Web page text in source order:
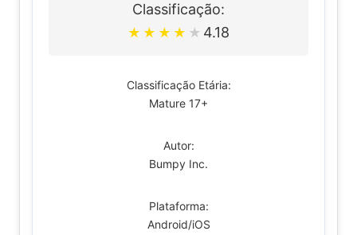
Classificação:
★ ★ ★ ★ ★ 4.18
Classificação Etária:
Mature 17+
Autor:
Bumpy Inc.
Plataforma:
Android/iOS